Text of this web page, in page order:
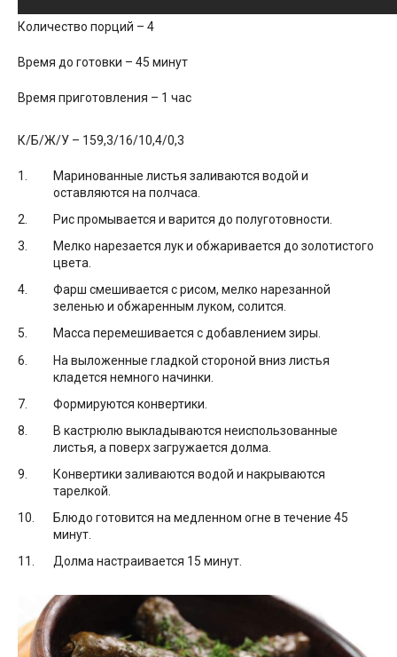
Количество порций – 4
Время до готовки – 45 минут
Время приготовления – 1 час
К/Б/Ж/У – 159,3/16/10,4/0,3
Маринованные листья заливаются водой и
оставляются на полчаса.
Рис промывается и варится до полуготовности.
Мелко нарезается лук и обжаривается до золотистого
цвета.
Фарш смешивается с рисом, мелко нарезанной
зеленью и обжаренным луком, солится.
Масса перемешивается с добавлением зиры.
На выложенные гладкой стороной вниз листья
кладется немного начинки.
Формируются конвертики.
В кастрюлю выкладываются неиспользованные
листья, а поверх загружается долма.
Конвертики заливаются водой и накрываются
тарелкой.
Блюдо готовится на медленном огне в течение 45
минут.
Долма настраивается 15 минут.